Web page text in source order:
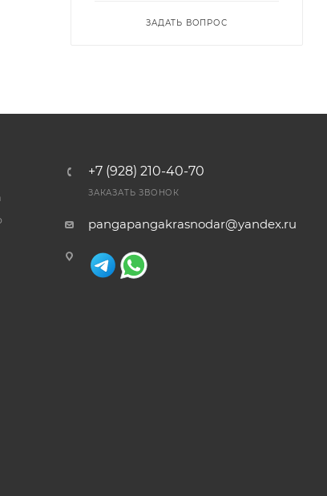
ЗАДАТЬ ВОПРОС
+7 (928) 210-40-70
ЗАКАЗАТЬ ЗВОНОК
pangapangakrasnodar@yandex.ru